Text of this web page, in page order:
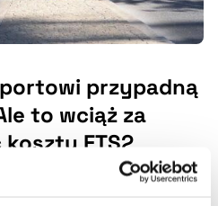
przypadną
to wciąż za
ETS2
beneficjentem Społecznego